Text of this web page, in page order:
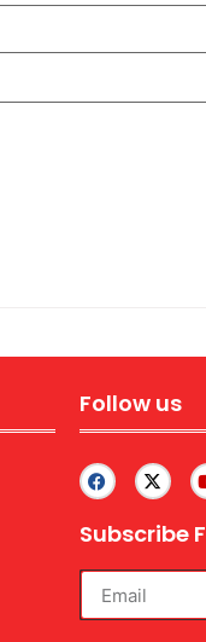
Follow us
Subscribe